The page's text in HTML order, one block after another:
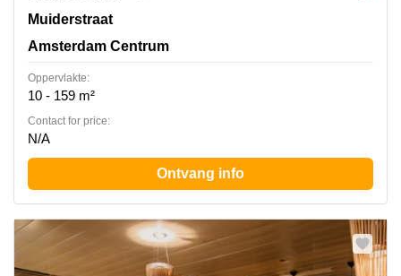
Muiderstraat 1, Amsterdam Centrum
Muiderstraat
Amsterdam Centrum
Oppervlakte:
10 - 159 m²
Contact for price:
N/A
Ontvang info